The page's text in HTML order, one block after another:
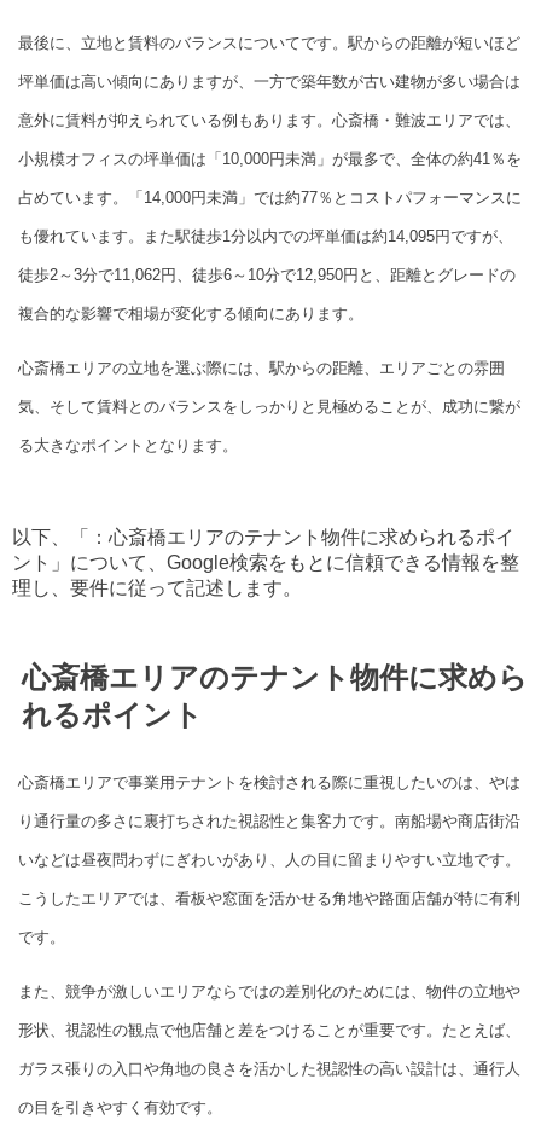
最後に、立地と賃料のバランスについてです。駅からの距離が短いほど
坪単価は高い傾向にありますが、一方で築年数が古い建物が多い場合は
意外に賃料が抑えられている例もあります。心斎橋・難波エリアでは、
小規模オフィスの坪単価は「10,000円未満」が最多で、全体の約41％を
占めています。「14,000円未満」では約77％とコストパフォーマンスに
も優れています。また駅徒歩1分以内での坪単価は約14,095円ですが、
徒歩2～3分で11,062円、徒歩6～10分で12,950円と、距離とグレードの
複合的な影響で相場が変化する傾向にあります。
心斎橋エリアの立地を選ぶ際には、駅からの距離、エリアごとの雰囲
気、そして賃料とのバランスをしっかりと見極めることが、成功に繋が
る大きなポイントとなります。
以下、「：心斎橋エリアのテナント物件に求められるポイ
ント」について、Google検索をもとに信頼できる情報を整
理し、要件に従って記述します。
心斎橋エリアのテナント物件に求めら
れるポイント
心斎橋エリアで事業用テナントを検討される際に重視したいのは、やは
り通行量の多さに裏打ちされた視認性と集客力です。南船場や商店街沿
いなどは昼夜問わずにぎわいがあり、人の目に留まりやすい立地です。
こうしたエリアでは、看板や窓面を活かせる角地や路面店舗が特に有利
です。
また、競争が激しいエリアならではの差別化のためには、物件の立地や
形状、視認性の観点で他店舗と差をつけることが重要です。たとえば、
ガラス張りの入口や角地の良さを活かした視認性の高い設計は、通行人
の目を引きやすく有効です。